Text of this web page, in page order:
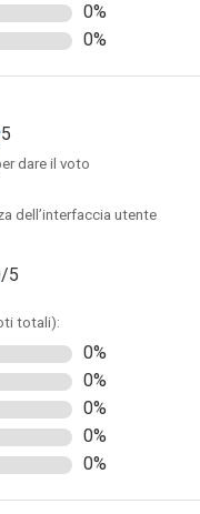
0%
0%
5
dare il voto
dell’interfaccia utente
5
totali):
0%
0%
0%
0%
0%